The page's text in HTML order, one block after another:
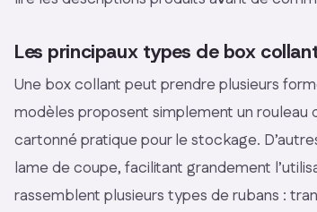
Les principaux types de box
Une box collant peut prendre plusieurs
modèles proposent simplement un
cartonné pratique pour le stockage.
lame de coupe, facilitant grandement
rassemblent plusieurs types de rubans :